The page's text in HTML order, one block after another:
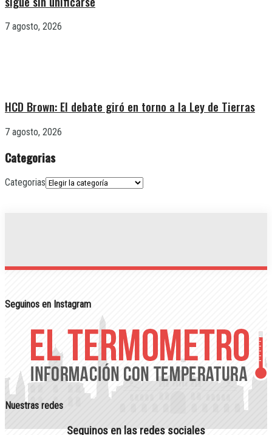
7 agosto, 2026
HCD Brown: El debate giró en torno a la Ley de Tierras
7 agosto, 2026
Categorias
Categorias
Seguinos en Instagram
Nuestras redes
Seguinos en las redes sociales